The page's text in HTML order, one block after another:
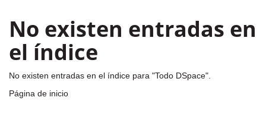
No existen entradas en
el índice
No existen entradas en el índice para "Todo DSpace".
Página de inicio